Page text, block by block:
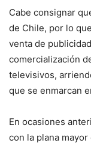
Cabe consignar
de Chile, por lo
venta de
comercialización
televisivos,
que se enmarcan
En ocasiones
con la plana